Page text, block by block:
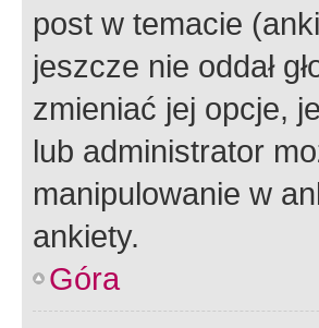
post w temacie
jeszcze nie oddał
zmieniać jej opcje,
lub administrator
manipulowanie w
ankiety.
Góra